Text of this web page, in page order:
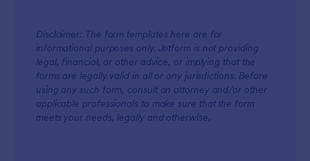
For Teams
Disclaimer: The form templates here are for
informational purposes only. Jotform is not providing
legal, financial, or other advice, or implying that the
forms are legally valid in all or any jurisdictions. Before
using any such form, consult an attorney and/or other
applicable professionals to make sure that the form
meets your needs, legally and otherwise.